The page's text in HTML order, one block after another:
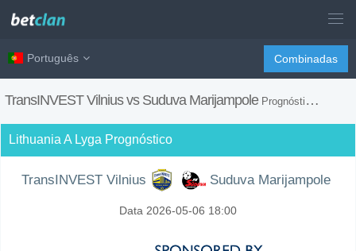
Português Combinadas
TransINVEST Vilnius vs Suduva Marijampole Prognóstico, H2H, Dicas de Apostas e Previsão do Jogo
Lithuania A Lyga Prognóstico
TransINVEST Vilnius Suduva Marijampole
Data 2026-05-06 18:00